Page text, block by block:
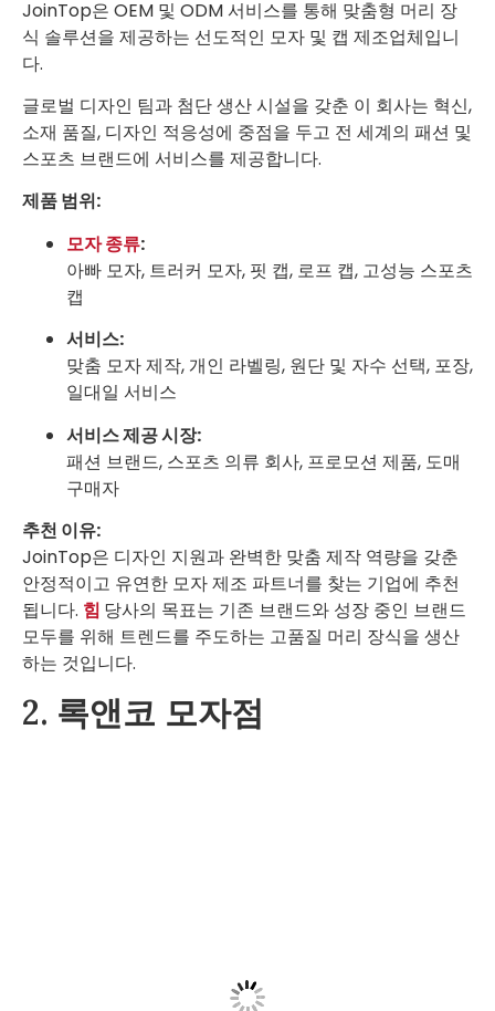
JoinTop은 OEM 및 ODM 서비스를 통해 맞춤형 머리 장
식 솔루션을 제공하는 선도적인 모자 및 캡 제조업체입니
다.
글로벌 디자인 팀과 첨단 생산 시설을 갖춘 이 회사는 혁신,
소재 품질, 디자인 적응성에 중점을 두고 전 세계의 패션 및
스포츠 브랜드에 서비스를 제공합니다.
제품 범위:
모자 종류:
아빠 모자, 트러커 모자, 핏 캡, 로프 캡, 고성능 스포츠
캡
서비스:
맞춤 모자 제작, 개인 라벨링, 원단 및 자수 선택, 포장,
일대일 서비스
서비스 제공 시장:
패션 브랜드, 스포츠 의류 회사, 프로모션 제품, 도매
구매자
추천 이유:
JoinTop은 디자인 지원과 완벽한 맞춤 제작 역량을 갖춘
안정적이고 유연한 모자 제조 파트너를 찾는 기업에 추천
됩니다. 힘 당사의 목표는 기존 브랜드와 성장 중인 브랜드
모두를 위해 트렌드를 주도하는 고품질 머리 장식을 생산
하는 것입니다.
2. 록앤코 모자점